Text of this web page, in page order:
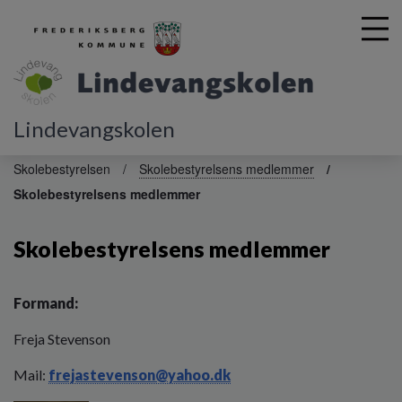
Lindevangskolen
Skolebestyrelsen
Skolebestyrelsens medlemmer
Skolebestyrelsens medlemmer
Skolebestyrelsens medlemmer
Formand:
Freja Stevenson
Mail: frejastevenson@yahoo.dk